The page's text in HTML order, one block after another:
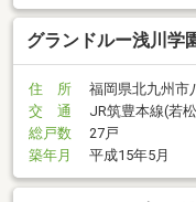
グランドルー浅川学
住 所
福岡県北九州市
交 通
JR筑豊本線(若
総戸数
27戸
築年月
平成15年5月